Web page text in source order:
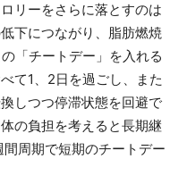
リーをさらに落とすのは
下につながり、脂肪燃焼
「チートデー」を入れる
て1、2日を過ごし、また
しつつ停滞状態を回避で
の負担を考えると長期継
周期で短期のチートデー